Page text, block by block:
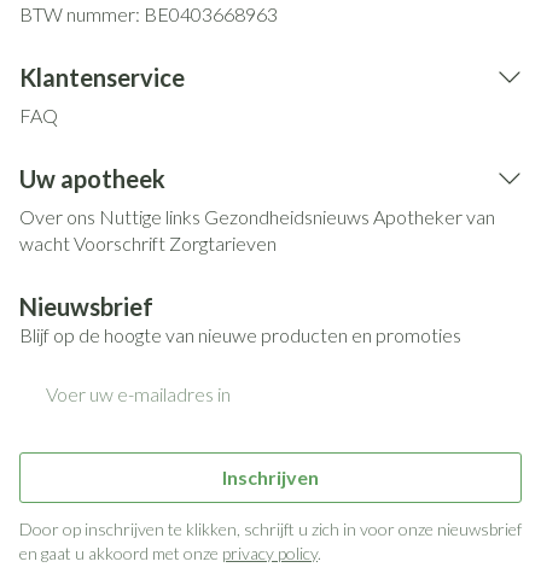
BTW nummer: BE0403668963
Klantenservice
FAQ
Uw apotheek
Over ons Nuttige links Gezondheidsnieuws Apotheker van
wachtVoorschrift Zorgtarieven
Nieuwsbrief
Blijf op de hoogte van nieuwe producten en promoties
Inschrijven
Door op inschrijven te klikken, schrijft u zich in voor onze nieuwsbrief
en gaat u akkoord met onze privacy policy.